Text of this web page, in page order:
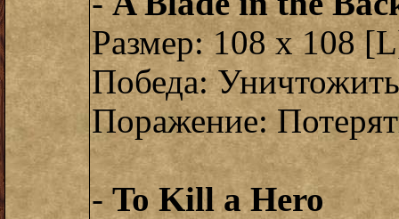
Размер: 108 x 108
Победа: Уничтожить
Поражение:
-To Kill a Hero